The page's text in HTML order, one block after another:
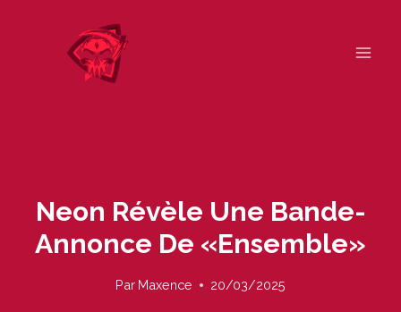
Neon Révèle Une Bande-
Annonce De «ensemble»
Par Maxence 20/03/2025